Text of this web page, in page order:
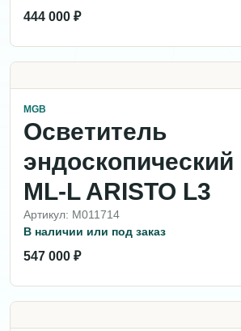
444 000 ₽
MGB
Осветитель
эндоскопический
ML-L ARISTO L3
Артикул: M011714
В наличии или под заказ
547 000 ₽